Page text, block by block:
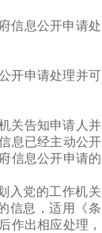
信息公开申请处
开申请处理并可
关告知申请人并
息已经主动公开
信息公开申请的
入党的工作机关
信息，适用《条
作出相应处理，